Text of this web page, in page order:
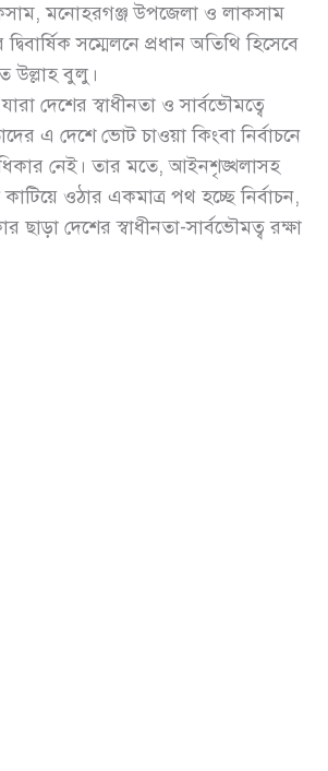
মনোহরগঞ্জ উপজেলা ও লাকসাম
সম্মেলনে প্রধান অতিথি হিসেবে
উল্লাহ বুলু।
দেশের স্বাধীনতা ও সার্বভৌমত্বে
এ দেশে ভোট চাওয়া কিংবা নির্বাচনে
নেই। তার মতে, আইনশৃঙ্খলাসহ
ওঠার একমাত্র পথ হচ্ছে নির্বাচন,
ছাড়া দেশের স্বাধীনতা-সার্বভৌমত্ব রক্ষা